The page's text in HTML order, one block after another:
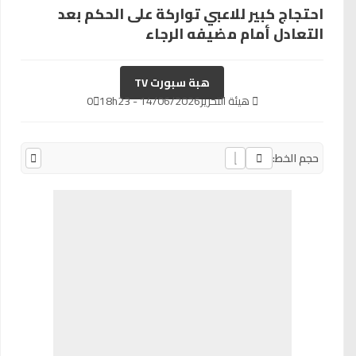
احتجاج كبير للاعبي تواركة على الحكم بعد
التعادل أمام مضيفه الرجاء
هبة سبورت TV
هيئة التحرير14/06/2026 - 18h23
0
حجم الخط: